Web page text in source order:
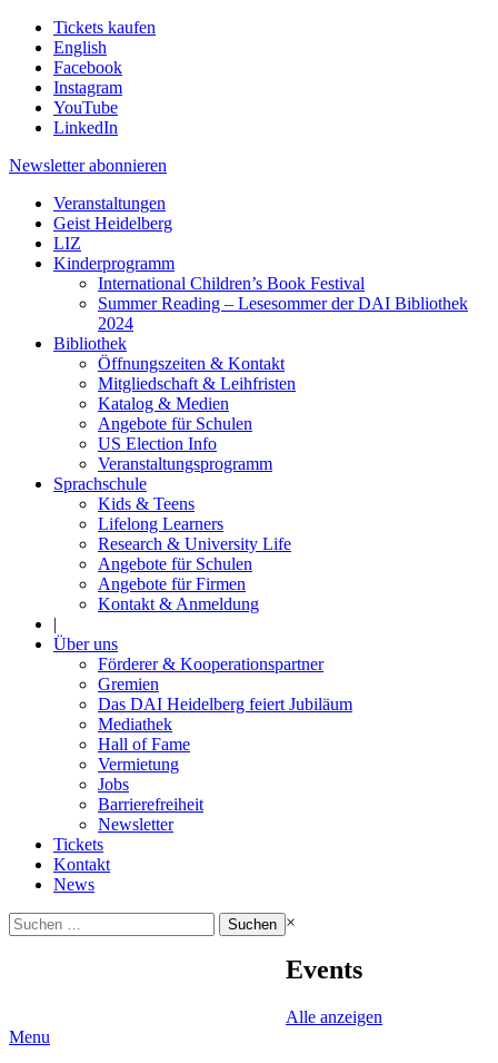
Tickets kaufen
English
Facebook
Instagram
YouTube
LinkedIn
Newsletter abonnieren
Veranstaltungen
Geist Heidelberg
LIZ
Kinderprogramm
International Children’s Book Festival
Summer Reading – Lesesommer der DAI Bibliothek
2024
Bibliothek
Öffnungszeiten & Kontakt
Mitgliedschaft & Leihfristen
Katalog & Medien
Angebote für Schulen
US Election Info
Veranstaltungsprogramm
Sprachschule
Kids & Teens
Lifelong Learners
Research & University Life
Angebote für Schulen
Angebote für Firmen
Kontakt & Anmeldung
|
Über uns
Förderer & Kooperationspartner
Gremien
Das DAI Heidelberg feiert Jubiläum
Mediathek
Hall of Fame
Vermietung
Jobs
Barrierefreiheit
Newsletter
Tickets
Kontakt
News
Suchen
nach:
×
Events
Alle anzeigen
Menu